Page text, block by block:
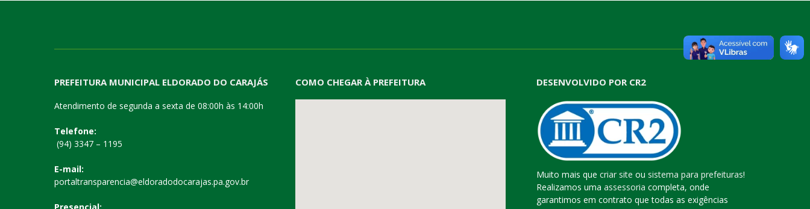
PREFEITURA MUNICIPAL ELDORADO DO CARAJÁS
Atendimento de segunda a sexta de 08:00h às 14:00h
Telefone:
(94) 3347 – 1195
E-mail:
portaltransparencia@eldoradodocarajas.pa.gov.br
COMO CHEGAR À PREFEITURA DESENVOLVIDO POR CR2
Muito mais que criar site ou sistema para prefeituras!
Realizamos uma assessoria completa, onde
garantimos em contrato que todas as exigências